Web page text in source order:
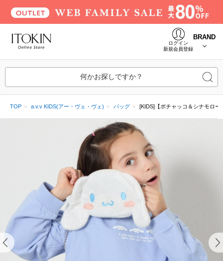
ログイン
新規会員登録
BRAND
何かお探しですか？
TOP a.v.v KIDS(アー・ヴェ・ヴェ) バッグ [KIDS]【ポチャッコ＆シナモロ